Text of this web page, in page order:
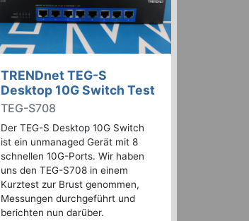
TRENDnet TEG-S
Desktop 10G Switch Test
TEG-S708
Der TEG-S Desktop 10G Switch
ist ein unmanaged Gerät mit 8
schnellen 10G-Ports. Wir haben
uns den TEG-S708 in einem
Kurztest zur Brust genommen,
Messungen durchgeführt und
berichten nun darüber.